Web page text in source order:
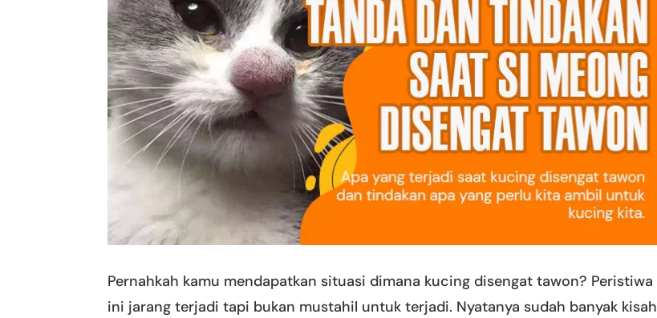
Pernahkah kamu mendapatkan situasi dimana kucing disengat tawon? Peristiwa
ini jarang terjadi tapi bukan mustahil untuk terjadi. Nyatanya sudah banyak kisah